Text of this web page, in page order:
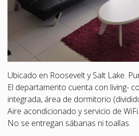
Ubicado en Roosevelt y Salt Lake.
El departamento cuenta con living-
integrada, área de dormitorio
Aire acondicionado y servicio de WiFi.
No se entregan sábanas ni toallas.